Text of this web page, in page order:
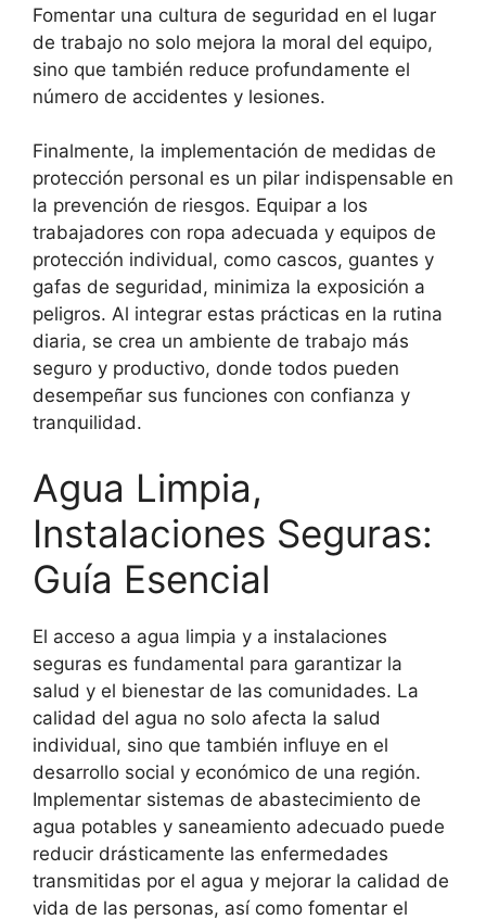
Fomentar una cultura de seguridad en el lugar
de trabajo no solo mejora la moral del equipo,
sino que también reduce profundamente el
número de accidentes y lesiones.
Finalmente, la implementación de medidas de
protección personal es un pilar indispensable en
la prevención de riesgos. Equipar a los
trabajadores con ropa adecuada y equipos de
protección individual, como cascos, guantes y
gafas de seguridad, minimiza la exposición a
peligros. Al integrar estas prácticas en la rutina
diaria, se crea un ambiente de trabajo más
seguro y productivo, donde todos pueden
desempeñar sus funciones con confianza y
tranquilidad.
Agua Limpia,
Instalaciones Seguras:
Guía Esencial
El acceso a agua limpia y a instalaciones
seguras es fundamental para garantizar la
salud y el bienestar de las comunidades. La
calidad del agua no solo afecta la salud
individual, sino que también influye en el
desarrollo social y económico de una región.
Implementar sistemas de abastecimiento de
agua potables y saneamiento adecuado puede
reducir drásticamente las enfermedades
transmitidas por el agua y mejorar la calidad de
vida de las personas, así como fomentar el